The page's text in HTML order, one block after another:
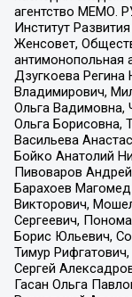
агентство МЕМО.
Институт
Женсовет,
антимонопольная
Дзугкоева Регина
Владимирович,
Ольга Вадимовна,
Ольга Борисовна,
Васильева
Бойко Анатолий
Пивоваров Андрей
Барахоев
Викторович,
Сергеевич,
Борис Юльевич,
Тимур
Сергей
Гасан Ольга